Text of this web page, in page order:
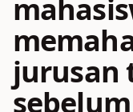
jurusan